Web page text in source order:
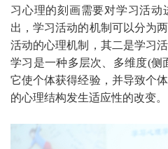
习心理的刻画需要对学习活动
出，学习活动的机制可以分为
活动的心理机制，其二是学习
学习是一种多层次、多维度(侧
它使个体获得经验，并导致个
的心理结构发生适应性的改变。